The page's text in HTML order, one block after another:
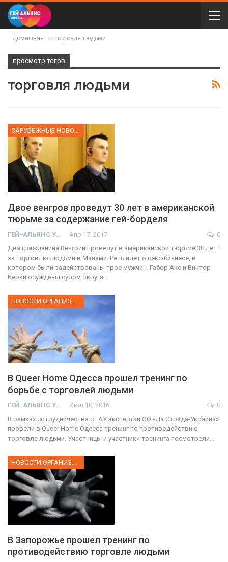
Домашняя торговля людьми
просмотр тегов
торговля людьми
Двое венгров проведут 30 лет в американской
тюрьме за содержание гей-борделя
ГЕЙ-АЛЬЯНС УКРАИНА Апр 17, 2017
0
Два гражданина Венгрии проведут в американской тюрьме 30 лет
за торговлю людьми в Майами. Речь идет о секс-бизнесе, в
котором были задействованы трое мужчин. Габор Акс и Виктор
Берки осуждены судом округа…
НОВОСТИ ОРГАНИЗАЦИИ
В Queer Home Одесса прошел тренинг по
борьбе с торговлей людьми
ГЕЙ-АЛЬЯНС УКРАИНА Июл 10, 2016
0
В рамках сотрудничества с ГАУ экспертки ОО «Ла Страда-Украина»
провели в Queer Home Одесса тренинг по противодействию
торговле людьми. Участницы и участники тренинга посмотрели…
НОВОСТИ ОРГАНИЗАЦИИ
В Запорожье прошел тренинг по
противодействию торговле людьми